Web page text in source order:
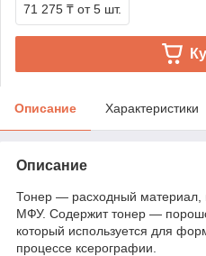
71 275 ₸ от 5 шт.
Описание Характеристики
Описание
Тонер — расходный материал,
МФУ. Содержит тонер —
который используется для
процессе ксерографии.